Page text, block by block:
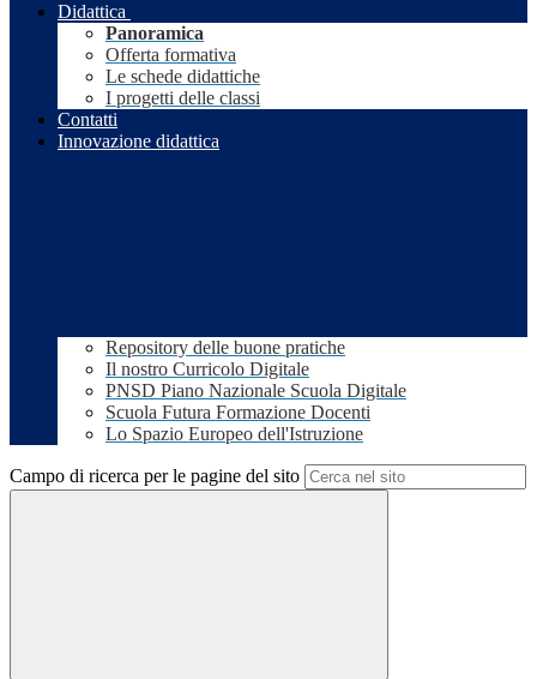
Didattica
Panoramica
Offerta formativa
Le schede didattiche
I progetti delle classi
Contatti
Innovazione didattica
Repository delle buone pratiche
Il nostro Curricolo Digitale
PNSD Piano Nazionale Scuola Digitale
Scuola Futura Formazione Docenti
Lo Spazio Europeo dell'Istruzione
Campo di ricerca per le pagine del sito